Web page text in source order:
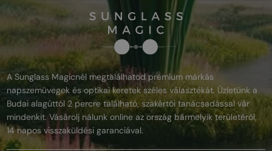
A Sunglass Magicnél megtalálhatod prémium márkás
napszemüvegek és optikai keretek széles választékát. Üzletünk a
Budai alagúttól 2 percre található, szakértői tanácsadással vár
mindenkit. Vásárolj nálunk online az ország bármelyik területéről,
14 napos visszaküldési garanciával.